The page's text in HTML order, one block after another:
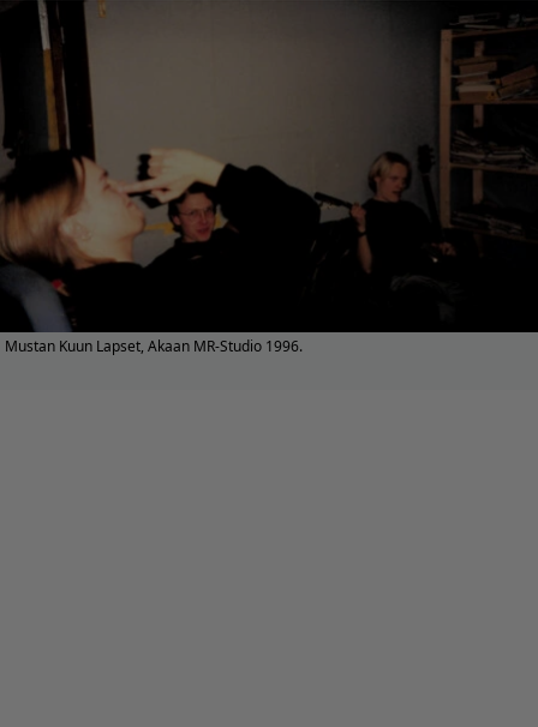
Mustan Kuun Lapset, Akaan MR-Studio 1996.